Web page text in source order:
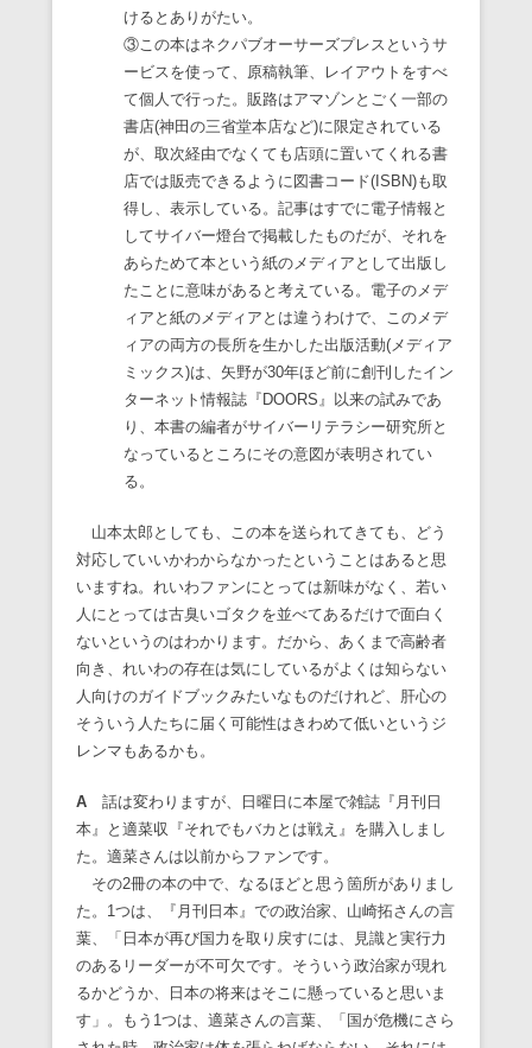
けるとありがたい。
③この本はネクパブオーサーズプレスというサ
ービスを使って、原稿執筆、レイアウトをすべ
て個人で行った。販路はアマゾンとごく一部の
書店(神田の三省堂本店など)に限定されている
が、取次経由でなくても店頭に置いてくれる書
店では販売できるように図書コード(ISBN)も取
得し、表示している。記事はすでに電子情報と
してサイバー燈台で掲載したものだが、それを
あらためて本という紙のメディアとして出版し
たことに意味があると考えている。電子のメデ
ィアと紙のメディアとは違うわけで、このメデ
ィアの両方の長所を生かした出版活動(メディア
ミックス)は、矢野が30年ほど前に創刊したイン
ターネット情報誌『DOORS』以来の試みであ
り、本書の編者がサイバーリテラシー研究所と
なっているところにその意図が表明されてい
る。
山本太郎としても、この本を送られてきても、どう
対応していいかわからなかったということはあると思
いますね。れいわファンにとっては新味がなく、若い
人にとっては古臭いゴタクを並べてあるだけで面白く
ないというのはわかります。だから、あくまで高齢者
向き、れいわの存在は気にしているがよくは知らない
人向けのガイドブックみたいなものだけれど、肝心の
そういう人たちに届く可能性はきわめて低いというジ
レンマもあるかも。
A 話は変わりますが、日曜日に本屋で雑誌『月刊日
本』と適菜収『それでもバカとは戦え』を購入しまし
た。適菜さんは以前からファンです。
その2冊の本の中で、なるほどと思う箇所がありまし
た。1つは、『月刊日本』での政治家、山崎拓さんの言
葉、「日本が再び国力を取り戻すには、見識と実行力
のあるリーダーが不可欠です。そういう政治家が現れ
るかどうか、日本の将来はそこに懸っていると思いま
す」。もう1つは、適菜さんの言葉、「国が危機にさら